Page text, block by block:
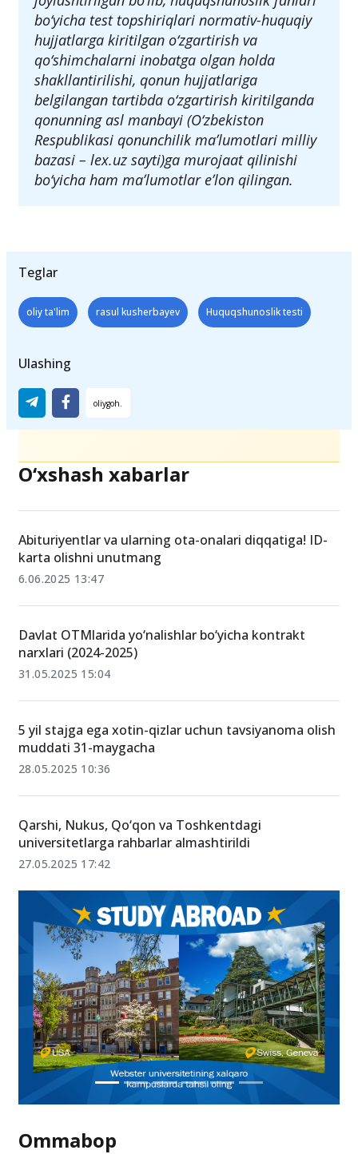
o‘qishga tavsiya etilgan darsliklar va o‘quv
adabiyotlari ro‘yxati ham agentlik saytida
joylashtirilgan bo‘lib, huquqshunoslik fanlari
bo‘yicha test topshiriqlari normativ-huquqiy
hujjatlarga kiritilgan o‘zgartirish va
qo‘shimchalarni inobatga olgan holda
shakllantirilishi, qonun hujjatlariga
belgilangan tartibda o‘zgartirish kiritilganda
qonunning asl manbayi (O‘zbekiston
Respublikasi qonunchilik maʼlumotlari milliy
Teglar
oliy ta'lim
Ulashing
O‘xshash xabarlar
karta olishni unutmang
6.06.2025 13:47
narxlari (2024-2025)
31.05.2025 15:04
muddati 31-maygacha
28.05.2025 10:36
27.05.2025 17:42